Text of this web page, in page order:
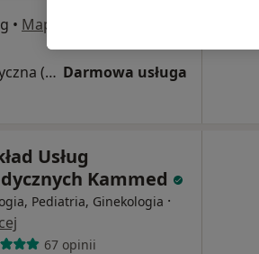
• Mapa
Konsultacja internistyczna (NFZ) Darmowa usługa
Usług
Kammed
Pediatria, Ginekologia ·
67 opinii